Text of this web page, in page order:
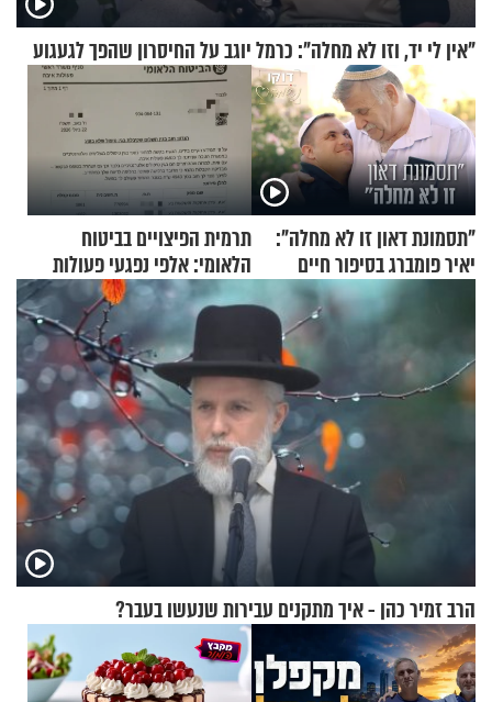
"אין לי יד, וזו לא מחלה": כרמל יוגב על החיסרון שהפך לגעגוע
"תסמונת דאון זו לא מחלה":
יאיר פומברג בסיפור חיים
מעורר השראה
תרמית הפיצויים בביטוח
הלאומי: אלפי נפגעי פעולות
איבה קיבלו כספים במירמה
הרב זמיר כהן - איך מתקנים עבירות שנעשו בעבר?